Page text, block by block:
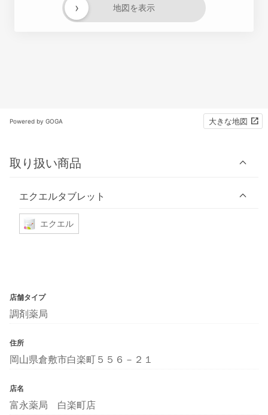
地図を表示
›
Powered by GOGA 大きな地図
取り扱い商品
エクエルタブレット
エクエル
店舗タイプ
調剤薬局
住所
岡山県倉敷市白楽町５５６－２１
店名
富永薬局 白楽町店